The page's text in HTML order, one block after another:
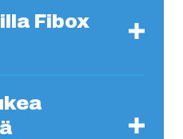
Fibox